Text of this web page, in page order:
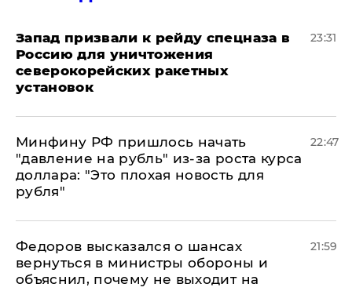
Запад призвали к рейду спецназа в
Россию для уничтожения
северокорейских ракетных
установок
23:31
Минфину РФ пришлось начать
"давление на рубль" из-за роста курса
доллара: "Это плохая новость для
рубля"
22:47
Федоров высказался о шансах
вернуться в министры обороны и
объяснил, почему не выходит на
21:59